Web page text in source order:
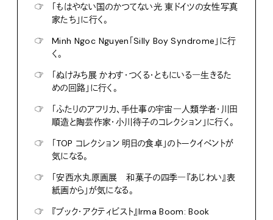
☞
「もはやない国のかつてない光 東ドイツの女性写真
家たち」に行く。
☞
Minh Ngoc Nguyen「Silly Boy Syndrome」に行
く。
☞
「ぬけみち展 かわす・つくる・ともにいる―生きるた
めの回路」に行く。
☞
「ふたりのアフリカ、手仕事の宇宙―人類学者・川田
順造と陶芸作家・小川待子のコレクション」に行く。
☞
「TOP コレクション 明日の食卓」のトークイベントが
気になる。
☞
「安西水丸原画展 和菓子の四季―『あじわい』表
紙画から」が気になる。
☞
『ブック・アクティビスト』Irma Boom: Book